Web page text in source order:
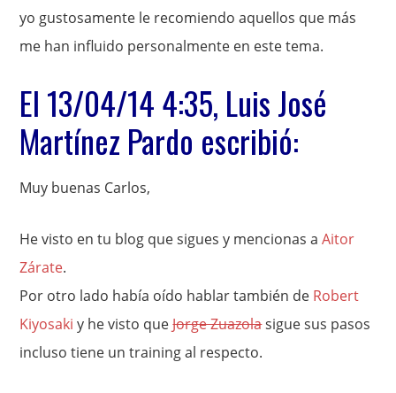
yo gustosamente le recomiendo aquellos que más
me han influido personalmente en este tema.
El 13/04/14 4:35, Luis José
Martínez Pardo escribió:
Muy buenas Carlos,
He visto en tu blog que sigues y mencionas aAitor
Zárate.
Por otro lado había oído hablar también de Robert
Kiyosaki y he visto queJorge Zuazolasigue sus pasos
incluso tiene un training al respecto.